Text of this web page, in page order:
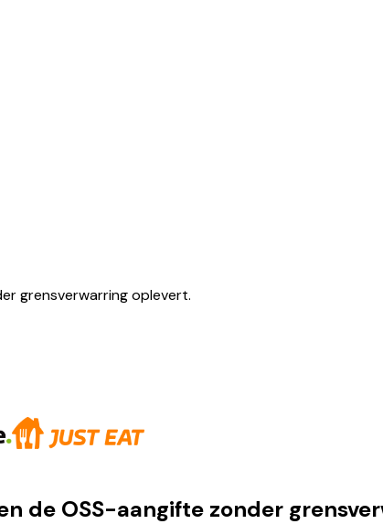
grensverwarring oplevert.
de OSS-aangifte zonder